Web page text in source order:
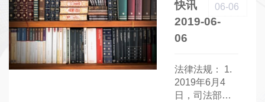
引的通知》
（以下简
制作《通知》
为了规范首次
公开发行股票
或存托凭证的
快讯
2019-06-
06
06-06
法律法规： 1.
2019年6月4
日，司法部发